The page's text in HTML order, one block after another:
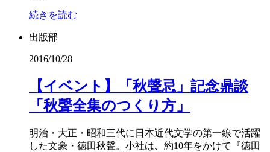
続きを読む
出版部
2016/10/28
【イベント】「秋聲忌」記念鼎談
「秋聲全集のつくり方」
明治・大正・昭和三代に日本近代文学の第一線で活躍
した文豪・徳田秋聲。小社は、約10年をかけて『徳田